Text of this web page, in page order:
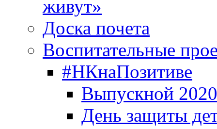
живут»
Доска почета
Воспитательные
#НКнаПозитиве
Выпускной
День защиты